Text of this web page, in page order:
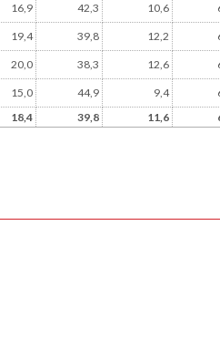
16,9 42,3 10,6
19,4 39,8 12,2
20,0 38,3 12,6
15,0 44,9 9,4
18,4 39,8 11,6